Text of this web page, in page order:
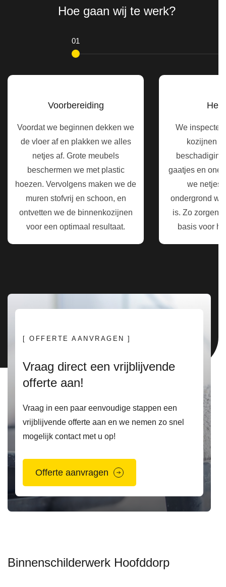
Hoe gaan wij te werk?
Voorbereiding
Voordat we beginnen dekken we
de vloer af en plakken we alles
netjes af. Grote meubels
beschermen we met plastic
hoezen. Vervolgens maken we de
muren stofvrij en schoon, en
ontvetten we de binnenkozijnen
voor een optimaal resultaat.
We
kozijnen
gaatjes en
we netjes
ondergrond
is. Zo zorgen
basis voor
[ OFFERTE AANVRAGEN ]
Vraag direct een vrijblijvende
offerte aan!
Vraag in een paar eenvoudige stappen een
vrijblijvende offerte aan en we nemen zo snel
mogelijk contact met u op!
Offerte aanvragen
Binnenschilderwerk Hoofddorp